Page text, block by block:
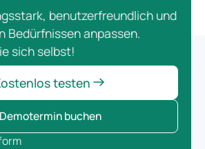
benutzerfreundlich und
Bedürfnissen anpassen.
sich selbst!
testen
Demotermin buchen